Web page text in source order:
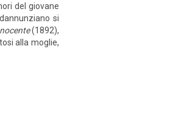
del giovane
si
(1892),
alla moglie,